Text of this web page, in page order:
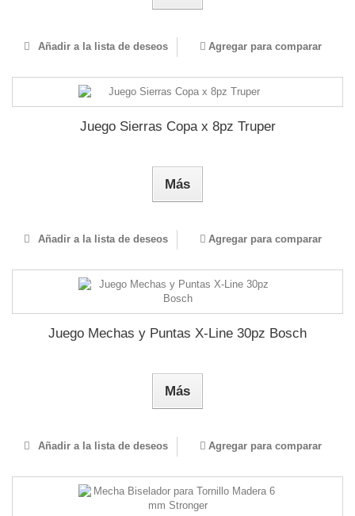
Añadir a la lista de deseos Agregar para comparar
Juego Sierras Copa x 8pz Truper
Más
Añadir a la lista de deseos Agregar para comparar
Juego Mechas y Puntas X-Line 30pz Bosch
Más
Añadir a la lista de deseos Agregar para comparar